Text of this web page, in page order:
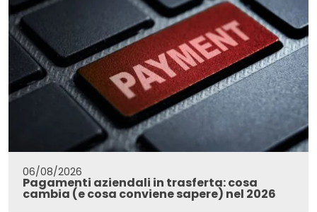
06/08/2026
Pagamenti aziendali in trasferta: cosa
cambia (e cosa conviene sapere) nel 2026